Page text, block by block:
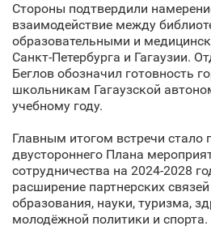
Стороны подтвердили
взаимодействие между
образовательными и
Санкт‑Петербурга и Гагаузии.
Беглов обозначил готовность
школьникам Гагаузской
учебному году.
Главным итогом встречи стало
двустороннего Плана
сотрудничества на 2024-2028
расширение партнерских
образования, науки, туризма,
молодёжной политики и спорта.